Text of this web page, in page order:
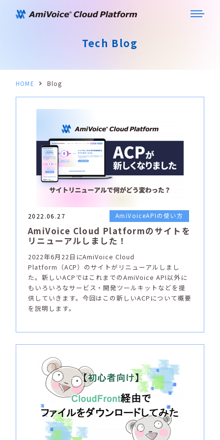
Tech Blog
HOME Blog
2022.06.27 AmiVoiceAPIの使い方
AmiVoice Cloud Platformのサイトを
リニューアルしました！
2022年6月22日にAmiVoice Cloud
Platform（ACP）のサイトがリニューアルしまし
た。新しいACPではこれまでのAmiVoice API以外に
もいろいろなサービス・開発ツールキットなどを提
供していきます。今回はこの新しいACPについて概要
を説明します。